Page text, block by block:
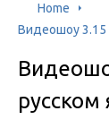
Home
Видеошоу 3.15